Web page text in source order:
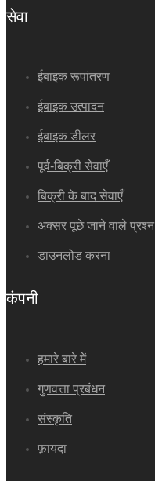
सेवा
ईबाइक रूपांतरण
ईबाइक उत्पादन
ईबाइक डीलर
पूर्व-बिक्री सेवाएँ
बिक्री के बाद सेवाएँ
अक्सर पूछे जाने वाले प्रश्न
डाउनलोड करना
कंपनी
हमारे बारे में
गुणवत्ता प्रबंधन
संस्कृति
फ़ायदा